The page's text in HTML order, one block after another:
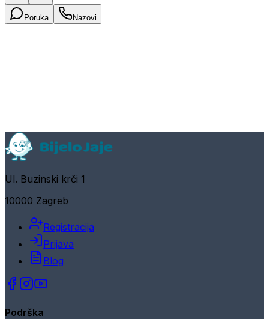
Poruka Nazovi
Ul. Buzinski krči 1
10000 Zagreb
Registracija
Prijava
Blog
Podrška